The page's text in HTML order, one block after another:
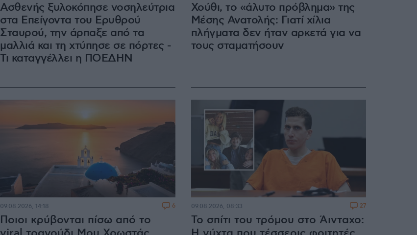
Ασθενής ξυλοκόπησε νοσηλεύτρια
στα Επείγοντα του Ερυθρού
Σταυρού, την άρπαξε από τα
μαλλιά και τη χτύπησε σε πόρτες -
Τι καταγγέλλει η ΠΟΕΔΗΝ
Χούθι, το «άλυτο πρόβλημα» της
Μέσης Ανατολής: Γιατί χίλια
πλήγματα δεν ήταν αρκετά για να
τους σταματήσουν
Ποιοι κρύβονται πίσω από το
09.08.2026, 14:18 6
Το σπίτι του τρόμου στο Άινταχο:
09.08.2026, 08:33 27